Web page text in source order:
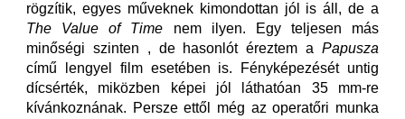
rögzítik, egyes műveknek kimondottan jól is áll, de a
The Value of Time nem ilyen. Egy teljesen más
minőségi szinten , de hasonlót éreztem a Papusza
című lengyel film esetében is. Fényképezését untig
dícsérték, miközben képei jól láthatóan 35 mm-re
kívánkoznának. Persze ettől még az operatőri munka